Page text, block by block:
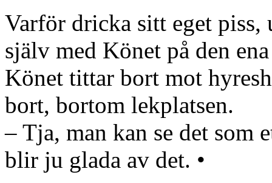
Varför dricka sitt eget piss,
själv med Könet på den
Könet tittar bort mot
bort, bortom lekplatsen.
– Tja, man kan se det
blir ju glada av det. •